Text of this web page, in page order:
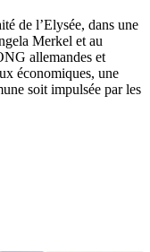
de l’Elysée, dans une
Merkel et au
allemandes et
économiques, une
soit impulsée par les